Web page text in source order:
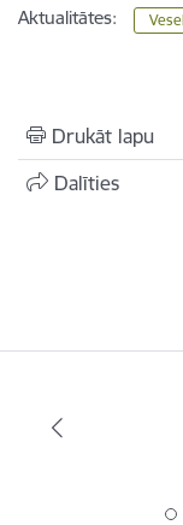
Aktualitātes:
Drukāt lapu
Dalīties